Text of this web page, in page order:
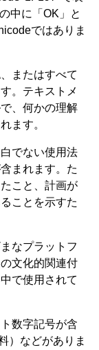
中に「OK」と
ではありま
またはすべて
。テキストメ
、何かの理解
ます。
でない使用法
まれます。た
こと、計画が
ことを示すた
なプラットフ
文化的関連付
で使用されて
数字記号が含
）などがありま